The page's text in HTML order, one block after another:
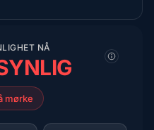
NÅ
mørke